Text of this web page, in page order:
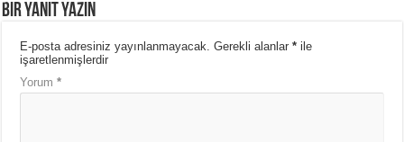
Bir yanıt yazın
E-posta adresiniz yayınlanmayacak. Gerekli alanlar* ile
işaretlenmişlerdir
Yorum*